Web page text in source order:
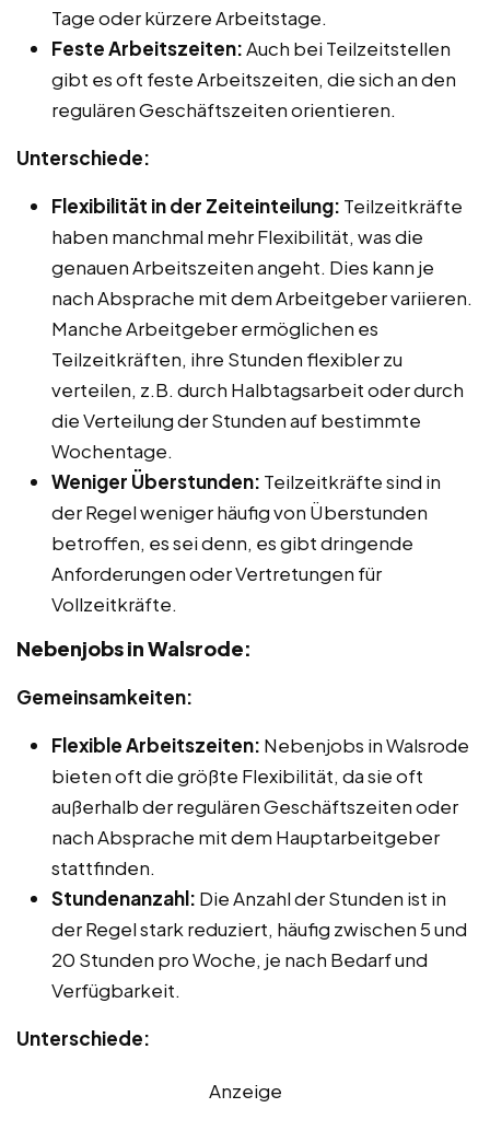
Tage oder kürzere Arbeitstage.
Feste Arbeitszeiten:Auch bei Teilzeitstellen
gibt es oft feste Arbeitszeiten, die sich an den
regulären Geschäftszeiten orientieren.
Unterschiede:
Flexibilität in der Zeiteinteilung: Teilzeitkräfte
haben manchmal mehr Flexibilität, was die
genauen Arbeitszeiten angeht. Dies kann je
nach Absprache mit dem Arbeitgeber variieren.
Manche Arbeitgeber ermöglichen es
Teilzeitkräften, ihre Stunden flexibler zu
verteilen, z.B. durch Halbtagsarbeit oder durch
die Verteilung der Stunden auf bestimmte
Wochentage.
Weniger Überstunden: Teilzeitkräfte sind in
der Regel weniger häufig von Überstunden
betroffen, es sei denn, es gibt dringende
Anforderungen oder Vertretungen für
Vollzeitkräfte.
Nebenjobs in Walsrode:
Gemeinsamkeiten:
Flexible Arbeitszeiten: Nebenjobs in Walsrode
bieten oft die größte Flexibilität, da sie oft
außerhalb der regulären Geschäftszeiten oder
nach Absprache mit dem Hauptarbeitgeber
stattfinden.
Stundenanzahl: Die Anzahl der Stunden ist in
der Regel stark reduziert, häufig zwischen 5 und
20 Stunden pro Woche, je nach Bedarf und
Verfügbarkeit.
Unterschiede:
Anzeige